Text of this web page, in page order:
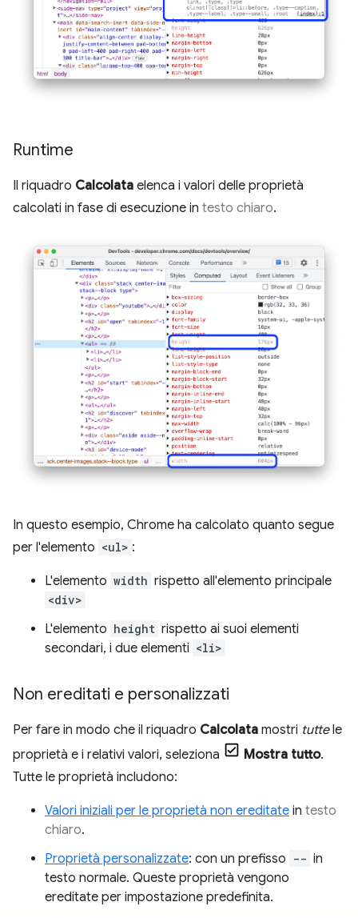
Runtime
Il riquadro Calcolata elenca i valori delle proprietà
calcolati in fase di esecuzione in testo chiaro.
In questo esempio, Chrome ha calcolato quanto segue
per l'elemento <ul> :
L'elemento width rispetto all'elemento principale
<div>
L'elemento height rispetto ai suoi elementi
secondari, i due elementi <li>
Non ereditati e personalizzati
Per fare in modo che il riquadro Calcolata mostri tuttele
proprietà e i relativi valori, seleziona
Mostra tutto.
Tutte le proprietà includono:
Valori iniziali per le proprietà non ereditate in testo
chiaro.
Proprietà personalizzate: con un prefisso -- in
testo normale. Queste proprietà vengono
ereditate per impostazione predefinita.